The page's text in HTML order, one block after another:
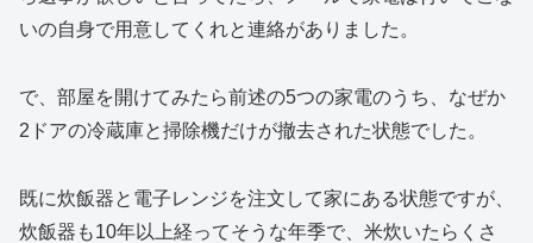
いの自身で用意してくれと連絡がありました。
で、部屋を開けてみたら前述の5つの家電のうち、なぜか
2ドアの冷蔵庫と掃除機だけが撤去された状態でした。
既に炊飯器と電子レンジを注文して家にある状態ですが、
炊飯器も10年以上経ってそうな年季で、米炊いたらくさ